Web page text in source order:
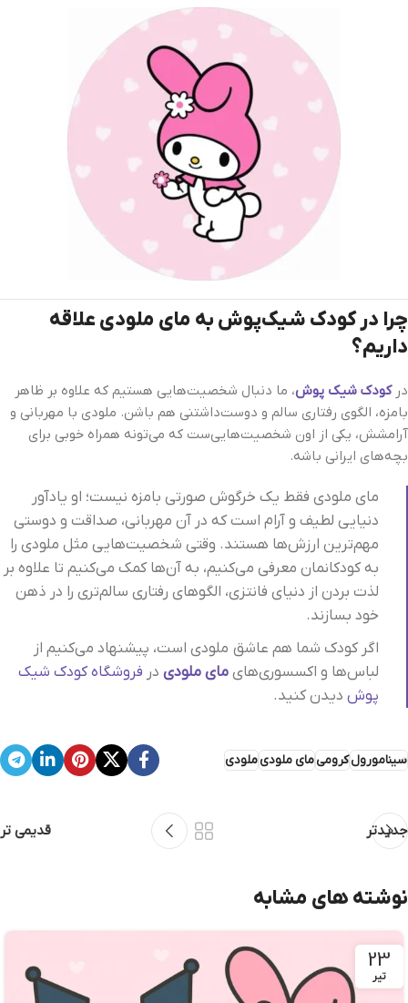
چرا در کودک شیک‌پوش به مای ملودی علاقه
داریم؟
درکودک شیک‌ پوش، ما دنبال شخصیت‌هایی هستیم که علاوه بر ظاهر
بامزه، الگوی رفتاری سالم و دوست‌داشتنی هم باشن. ملودی با مهربانی و
آرامشش، یکی از اون شخصیت‌هایی‌ست که می‌تونه همراه خوبی برای
بچه‌های ایرانی باشه.
مای ملودی فقط یک خرگوش صورتی بامزه نیست؛ او یادآور
دنیایی لطیف و آرام است که در آن مهربانی، صداقت و دوستی
مهم‌ترین ارزش‌ها هستند. وقتی شخصیت‌هایی مثل ملودی را
به کودکانمان معرفی می‌کنیم، به آن‌ها کمک می‌کنیم تا علاوه بر
لذت بردن از دنیای فانتزی، الگوهای رفتاری سالم‌تری را در ذهن
خود بسازند.
اگر کودک شما هم عاشق ملودی است، پیشنهاد می‌کنیم از
لباس‌ها و اکسسوری‌هایمای ملودی در فروشگاه کودک شیک‌
پوش دیدن کنید.
سینامورولکرومیمای ملودیملودی
جدیدتر قدیمی تر
نوشته های مشابه
23
تیر